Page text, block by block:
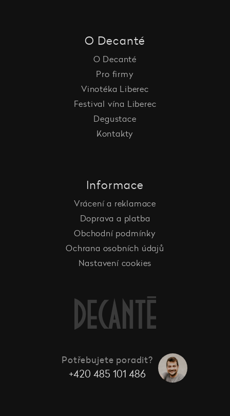
O Decanté
O Decanté
Pro firmy
Vinotéka Liberec
Festival vína Liberec
Degustace
Kontakty
Informace
Vrácení a reklamace
Doprava a platba
Obchodní podmínky
Ochrana osobních údajů
Nastavení cookies
Potřebujete poradit?
+420 485 101 486